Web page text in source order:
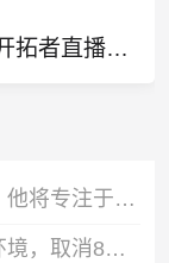
火箭vs开拓者直播视频
记者：登贝莱已经提前结束假期，他将专注于训练恢复和欧洲超级杯
巴萨官方：因不确定因素及客观环境，取消8月15日的友谊赛